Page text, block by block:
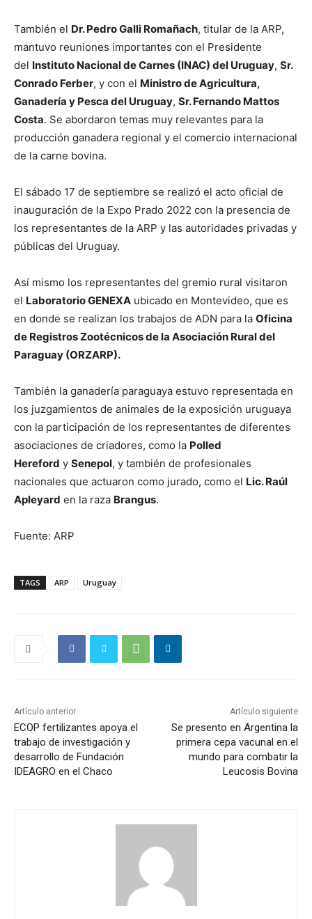
También el Dr. Pedro Galli Romañach, titular de la ARP,
mantuvo reuniones importantes con el Presidente
del Instituto Nacional de Carnes (INAC) del Uruguay, Sr.
Conrado Ferber, y con el Ministro de Agricultura,
Ganadería y Pesca del Uruguay, Sr. Fernando Mattos
Costa. Se abordaron temas muy relevantes para la
producción ganadera regional y el comercio internacional
de la carne bovina.
El sábado 17 de septiembre se realizó el acto oficial de
inauguración de la Expo Prado 2022 con la presencia de
los representantes de la ARP y las autoridades privadas y
públicas del Uruguay.
Así mismo los representantes del gremio rural visitaron
el Laboratorio GENEXA ubicado en Montevideo, que es
en donde se realizan los trabajos de ADN para la Oficina
de Registros Zootécnicos de la Asociación Rural del
Paraguay (ORZARP).
También la ganadería paraguaya estuvo representada en
los juzgamientos de animales de la exposición uruguaya
con la participación de los representantes de diferentes
asociaciones de criadores, como la Polled
Hereford y Senepol, y también de profesionales
nacionales que actuaron como jurado, como el Lic. Raúl
Apleyard en la raza Brangus.
Fuente: ARP
TAGS ARP Uruguay
Artículo anterior
ECOP fertilizantes apoya el
trabajo de investigación y
desarrollo de Fundación
IDEAGRO en el Chaco
Artículo siguiente
Se presento en Argentina la
primera cepa vacunal en el
mundo para combatir la
Leucosis Bovina